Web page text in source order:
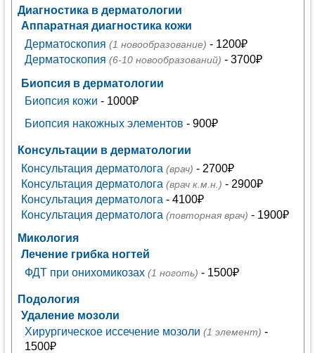
Диагностика в дерматологии
Аппаратная диагностика кожи
Дерматоскопия (1 новообразование) - 1200₽
Дерматоскопия (6-10 новообразований) - 3700₽
Биопсия в дерматологии
Биопсия кожи - 1000₽
Биопсия накожных элементов - 900₽
Консультации в дерматологии
Консультация дерматолога (врач) - 2700₽
Консультация дерматолога (врач к.м.н.) - 2900₽
Консультация дерматолога - 4100₽
Консультация дерматолога (повторная врач) - 1900₽
Микология
Лечение грибка ногтей
ФДТ при онихомикозах (1 ноготь) - 1500₽
Подология
Удаление мозоли
Хирургическое иссечение мозоли (1 элемент) -
1500₽